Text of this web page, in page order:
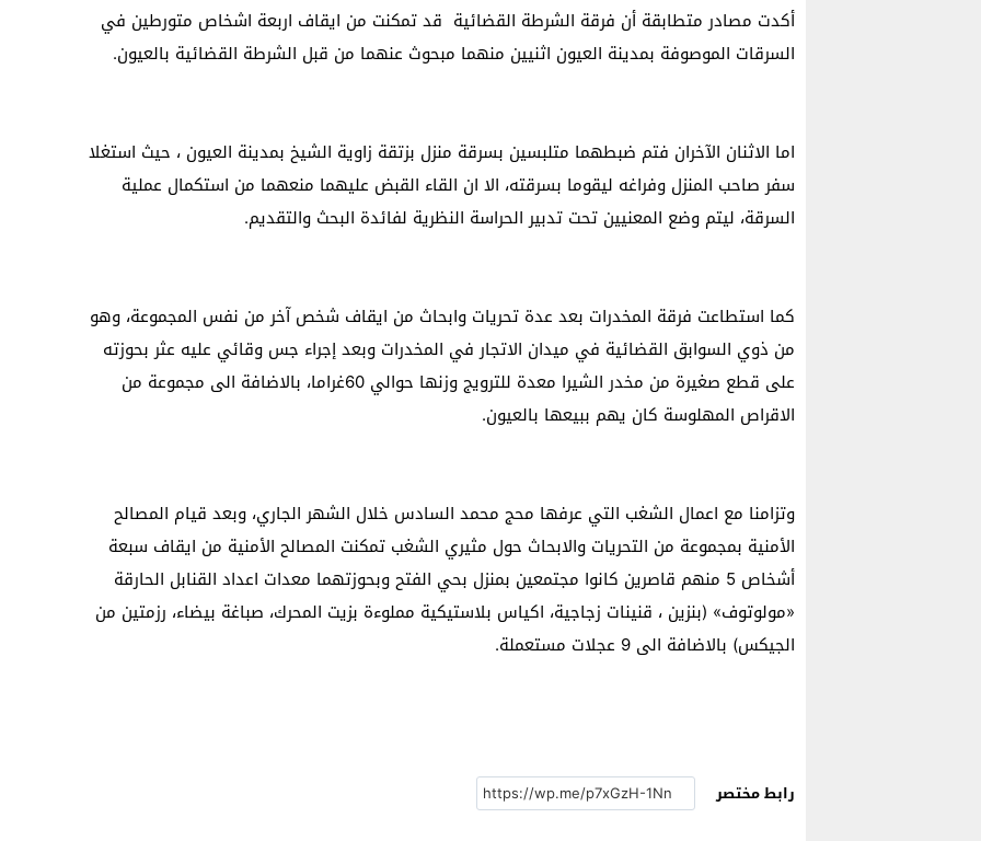
أكدت مصادر متطابقة أن فرقة الشرطة القضائية قد تمكنت من ايقاف اربعة اشخاص متورطين في
السرقات الموصوفة بمدينة العيون اثنيين منهما مبحوث عنهما من قبل الشرطة القضائية بالعيون.
اما الاثنان الآخران فتم ضبطهما متلبسين بسرقة منزل بزتقة زاوية الشيخ بمدينة العيون ، حيث استغلا
سفر صاحب المنزل وفراغه ليقوما بسرقته، الا ان القاء القبض عليهما منعهما من استكمال عملية
السرقة، ليتم وضع المعنيين تحت تدبير الحراسة النظرية لفائدة البحث والتقديم.
كما استطاعت فرقة المخدرات بعد عدة تحريات وابحاث من ايقاف شخص آخر من نفس المجموعة، وهو
من ذوي السوابق القضائية في ميدان الاتجار في المخدرات وبعد إجراء جس وقائي عليه عثر بحوزته
على قطع صغيرة من مخدر الشيرا معدة للترويج وزنها حوالي 60غراما، بالاضافة الى مجموعة من
الاقراص المهلوسة كان يهم ببيعها بالعيون.
وتزامنا مع اعمال الشغب التي عرفها محج محمد السادس خلال الشهر الجاري، وبعد قيام المصالح
الأمنية بمجموعة من التحريات والابحاث حول مثيري الشغب تمكنت المصالح الأمنية من ايقاف سبعة
أشخاص 5 منهم قاصرين كانوا مجتمعين بمنزل بحي الفتح وبحوزتهما معدات اعداد القنابل الحارقة
«مولوتوف» (بنزين ، قنينات زجاجية، اكياس بلاستيكية مملوءة بزيت المحرك، صباغة بيضاء، رزمتين من
الجيكس) بالاضافة الى 9 عجلات مستعملة.
رابط مختصر